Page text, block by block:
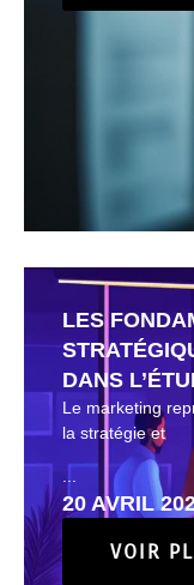
LES
DANS
Le marketing
la stratégie et
20 AVRIL
VOIR